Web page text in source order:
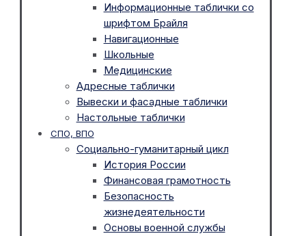
Информационные таблички со
шрифтом Брайля
Навигационные
Школьные
Медицинские
Адресные таблички
Вывески и фасадные таблички
Настольные таблички
СПО, ВПО
Социально-гуманитарный цикл
История России
Финансовая грамотность
Безопасность
жизнедеятельности
Основы военной службы